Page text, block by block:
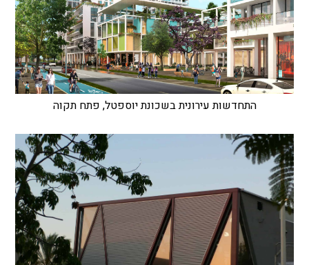
התחדשות עירונית בשכונת יוספטל, פתח תקוה